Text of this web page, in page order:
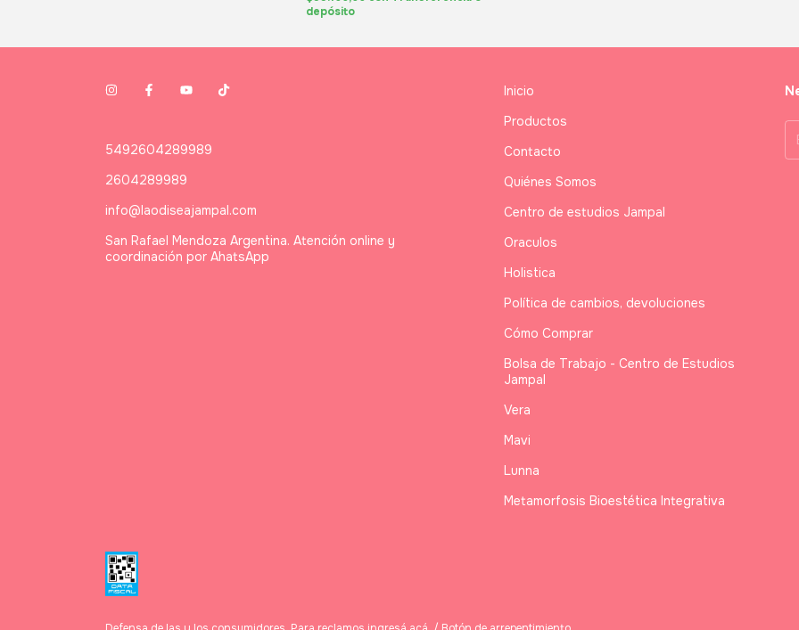
depósito
5492604289989
2604289989
info@laodiseajampal.com
San Rafael Mendoza Argentina. Atención online y
coordinación por AhatsApp
Inicio
Productos
Contacto
Quiénes Somos
Centro de estudios Jampal
Oraculos
Holistica
Política de cambios, devoluciones
Cómo Comprar
Bolsa de Trabajo - Centro de Estudios
Jampal
Vera
Mavi
Lunna
Metamorfosis Bioestética Integrativa